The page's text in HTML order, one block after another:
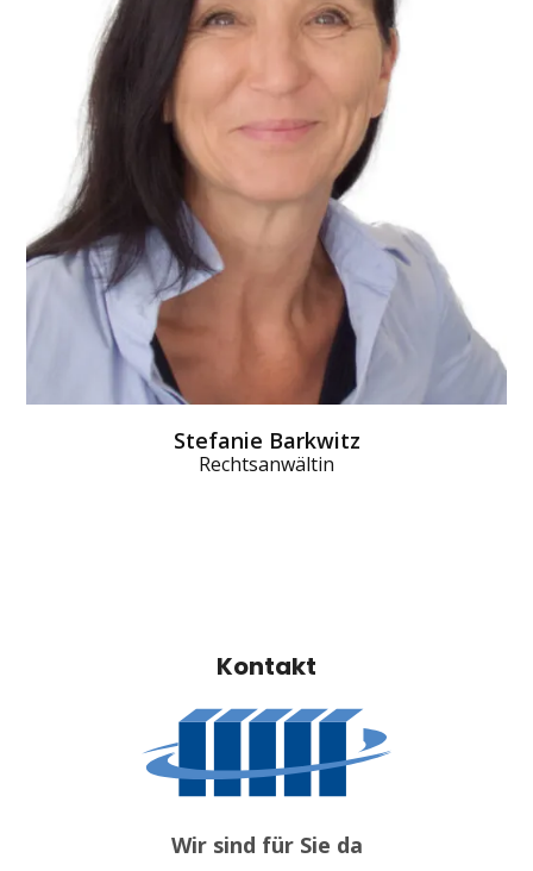
Stefanie Barkwitz
Rechtsanwältin
Kontakt
Wir sind für Sie da